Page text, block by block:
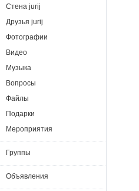
Стена jurij
Друзья jurij
Фотографии
Видео
Музыка
Вопросы
Файлы
Подарки
Мероприятия
Группы
Объявления